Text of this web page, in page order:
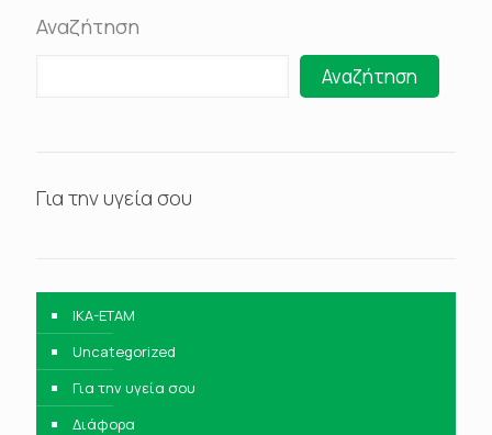
Αναζήτηση
Αναζήτηση
Για την υγεία σου
IKA-ETAM
Uncategorized
Για την υγεία σου
Διάφορα